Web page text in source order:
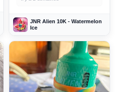
JNR Alien 10K - Watermelon
Ice